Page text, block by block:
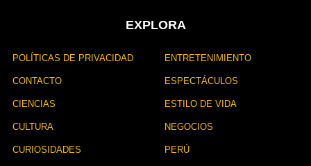
EXPLORA
POLÍTICAS DE PRIVACIDAD
CONTACTO
CIENCIAS
CULTURA
CURIOSIDADES
ENTRETENIMIENTO
ESPECTÁCULOS
ESTILO DE VIDA
NEGOCIOS
PERÚ